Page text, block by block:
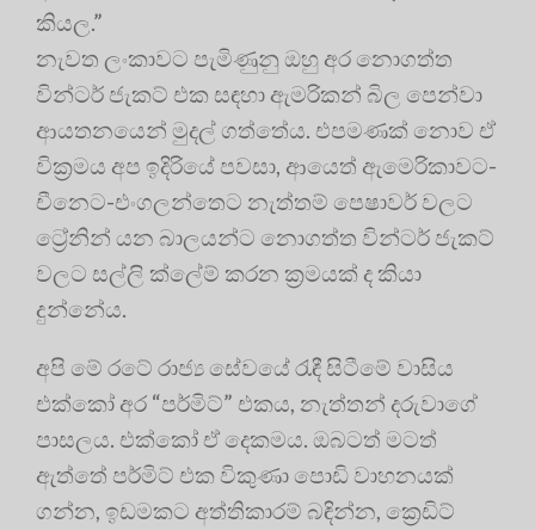
කියල.”
නැවත ලංකාවට පැමිණුනු ඔහු අර නොගත්ත
වින්ටර් ජැකට් එක සඳහා ඇමරිකන් බිල පෙන්වා
ආයතනයෙන් මුදල් ගත්තේය. එපමණක් නොව ඒ
වික්‍රමය අප ඉදිරියේ පවසා, ආයෙත් ඇමෙරිකාවට-
චීනෙට-එංගලන්තෙට නැත්තම් පෙෂාවර් වලට
ට්‍රේනින් යන බාලයන්ට නොගත්ත වින්ටර් ජැකට්
වලට සල්ලි ක්ලේම් කරන ක්‍රමයක් ද කියා
දුන්නේය.
අපි මේ රටේ රාජ්‍ය සේවයේ රැඳී සිටීමේ වාසිය
එක්කෝ අර “පර්මිට්” එකය, නැත්තන් දරුවාගේ
පාසලය. එක්කෝ ඒ දෙකමය. ඔබටත් මටත්
ඇත්තේ පර්මිට් එක විකුණා පොඩි වාහනයක්
ගන්න, ඉඩමකට අත්තිකාරම් බඳින්න, ක්‍රෙඩිට්